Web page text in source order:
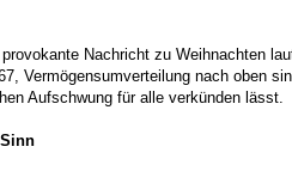
Nachricht zu Weihnachten
Vermögensumverteilung nach oben
Aufschwung für alle verkünden lässt.